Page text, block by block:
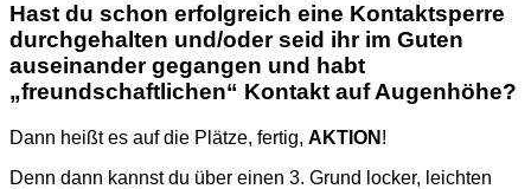
Hast du schon erfolgreich eine Kontaktsperre
durchgehalten und/oder seid ihr im Guten
auseinander gegangen und habt
„freundschaftlichen“ Kontakt auf Augenhöhe?
Dann heißt es auf die Plätze, fertig, AKTION !
Denn dann kannst du über einen 3. Grund locker, leichten